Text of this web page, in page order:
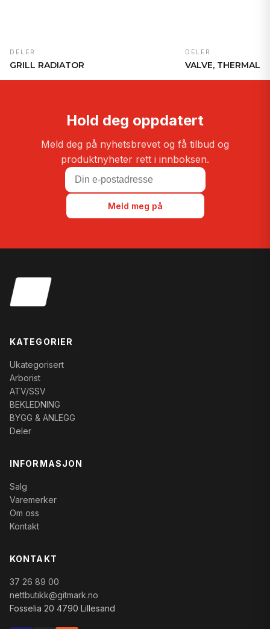
DELER
GRILL RADIATOR
DELER
VALVE, THERMAL
Hold deg oppdatert
Meld deg på nyhetsbrevet og få tilbud og
produktnyheter rett i innboksen.
Meld meg på
KATEGORIER
Ukategorisert
Arborist
ATV/SSV
BEKLEDNING
BYGG & ANLEGG
Deler
INFORMASJON
Salg
Varemerker
Om oss
Kontakt
KONTAKT
37 26 89 00
nettbutikk@gitmark.no
Fosselia 20 4790 Lillesand